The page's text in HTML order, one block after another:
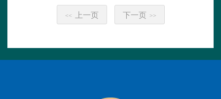
<< 上一页 下一页 >>